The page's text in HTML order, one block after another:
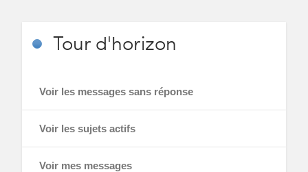
Tourd'horizon
Voir les messages sans réponse
Voir les sujets actifs
Voir mes messages